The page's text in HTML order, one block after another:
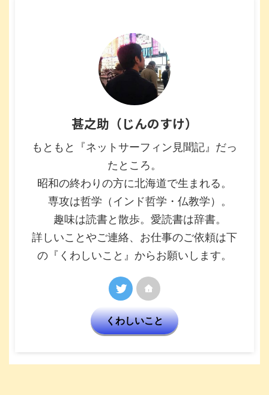
甚之助（じんのすけ）
もともと『ネットサーフィン見聞記』だっ
たところ。
昭和の終わりの方に北海道で生まれる。
専攻は哲学（インド哲学・仏教学）。
趣味は読書と散歩。愛読書は辞書。
詳しいことやご連絡、お仕事のご依頼は下
の『くわしいこと』からお願いします。
くわしいこと